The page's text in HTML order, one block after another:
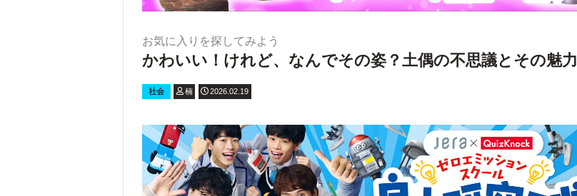
お気に入りを探してみよう
かわいい！けれど、なんでその姿？土偶の不思議とその魅力
社会 楠 2026.02.19